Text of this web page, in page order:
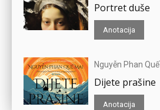
Portret duše
Anotacija
Nguyễn Phan
Dijete prašine
Anotacija